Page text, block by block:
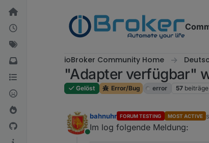
Weiter zum Inhalt
ioBroker Community Home
"Adapter verfügbar"
Gelöst Error/Bug error 57 beiträge
Online
bahnuhr FORUM TESTING MOST ACTIVE
Im log folgende Meldung: